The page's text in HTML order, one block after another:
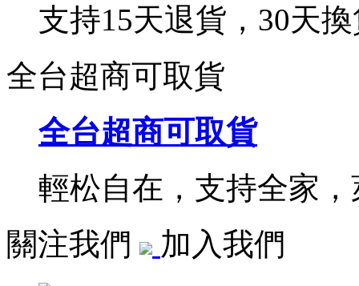
支持15天退貨，30天
全台超商可取貨
全台超商可取貨
輕松自在，支持全家
關注我們
加入我們